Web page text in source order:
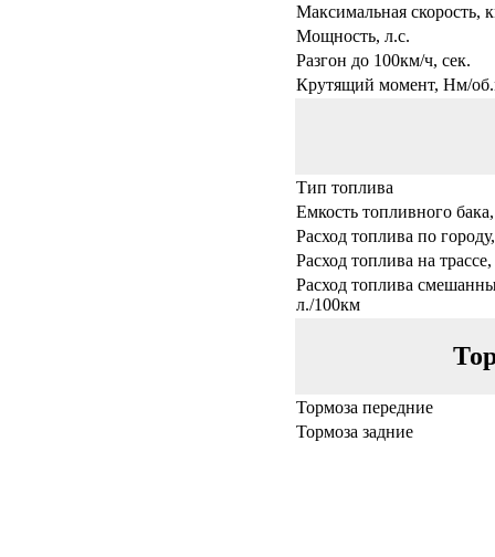
Максимальная скорость,
Мощность, л.с.
Разгон до 100км/ч, сек.
Крутящий момент, Нм/
Тип топлива
Емкость топливного
Расход топлива по
Расход топлива на
Расход топлива
л./100км
Тормоза передние
Тормоза задние